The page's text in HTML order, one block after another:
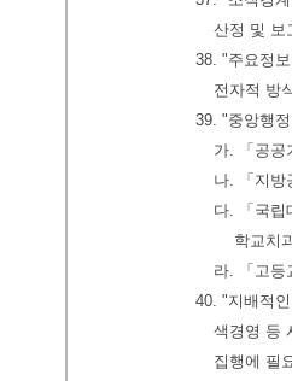
산정 및 보
38. "주요정
전자적 방
39. "중앙행
가. 「공공
나. 「지방
다. 「국립
학교치
라. 「고등
40. "지배적
색경영 등
집행에 필